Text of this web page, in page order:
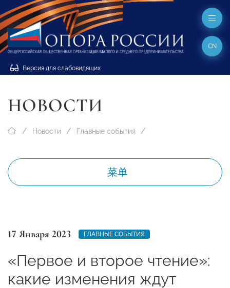
Версия для слабовидящих
CN
НОВОСТИ
Новости Главные события
菜单
17 Января 2023 ГЛАВНЫЕ СОБЫТИЯ
«Первое и второе чтение»:
какие изменения ждут